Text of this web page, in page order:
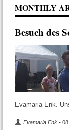
MONTHLY
Besuch des
Evamaria Enk.
Evamaria Enk •